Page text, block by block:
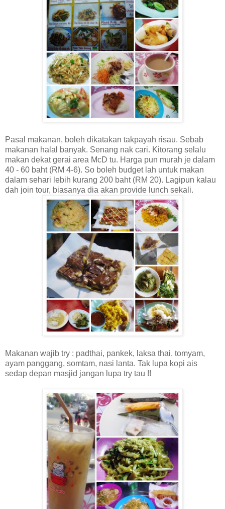
Pasal makanan, boleh dikatakan takpayah risau. Sebab
makanan halal banyak. Senang nak cari. Kitorang selalu
makan dekat gerai area McD tu. Harga pun murah je dalam
40 - 60 baht (RM 4-6). So boleh budget lah untuk makan
dalam sehari lebih kurang 200 baht (RM 20). Lagipun kalau
dah join tour, biasanya dia akan provide lunch sekali.
Makanan wajib try : padthai, pankek, laksa thai, tomyam,
ayam panggang, somtam, nasi lanta. Tak lupa kopi ais
sedap depan masjid jangan lupa try tau !!